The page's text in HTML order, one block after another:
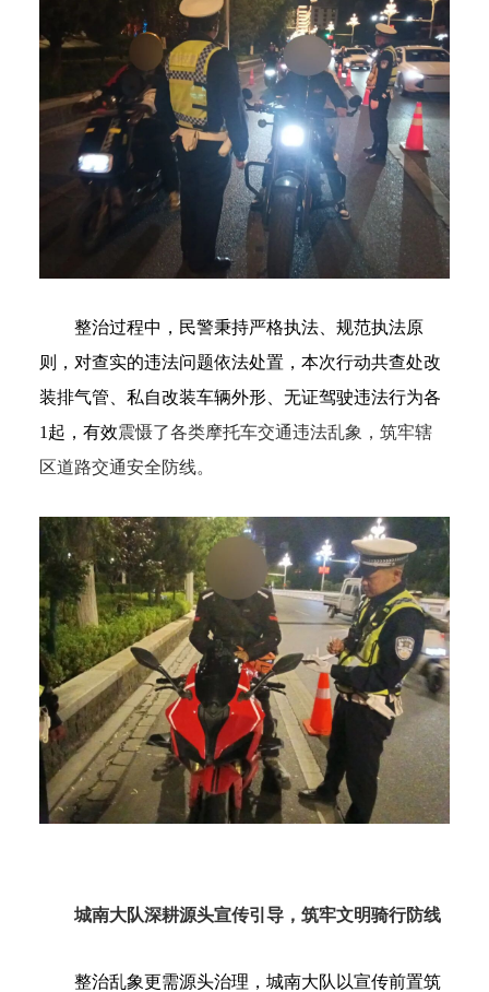
整治过程中，民警秉持严格执法、规范执法原
则，对查实的违法问题依法处置，本次行动共查处改
装排气管、私自改装车辆外形、无证驾驶违法行为各
1起，有效震慑了各类摩托车交通违法乱象，筑牢辖
区道路交通安全防线。
城南大队深耕源头宣传引导，筑牢文明骑行防线
整治乱象更需源头治理，城南大队以宣传前置筑